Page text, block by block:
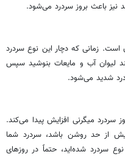
نیز باعث بروز سردرد می‌شود.
است. زمانی که دچار این نوع سردرد
لیوان آب و مایعات بنوشید سپس
شدید می‌شود.
سردرد میگرنی افزایش پیدا می‌کند.
از حد روشن باشد، سردرد شما
سردرد شده‌اید، حتماً در روزهای